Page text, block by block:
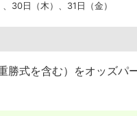
30日（木）、31日（金）
勝式を含む）をオッズパ